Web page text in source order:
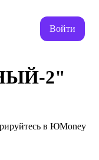
Войти
2"
в ЮMoney